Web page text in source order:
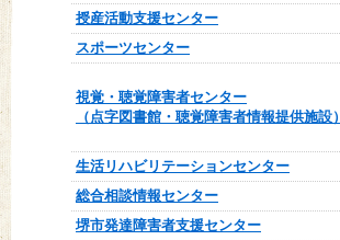
授産活動支援センター
スポーツセンター
視覚・聴覚障害者センター
（点字図書館・聴覚障害者情報提供施設）
生活リハビリテーションセンター
総合相談情報センター
堺市発達障害者支援センター